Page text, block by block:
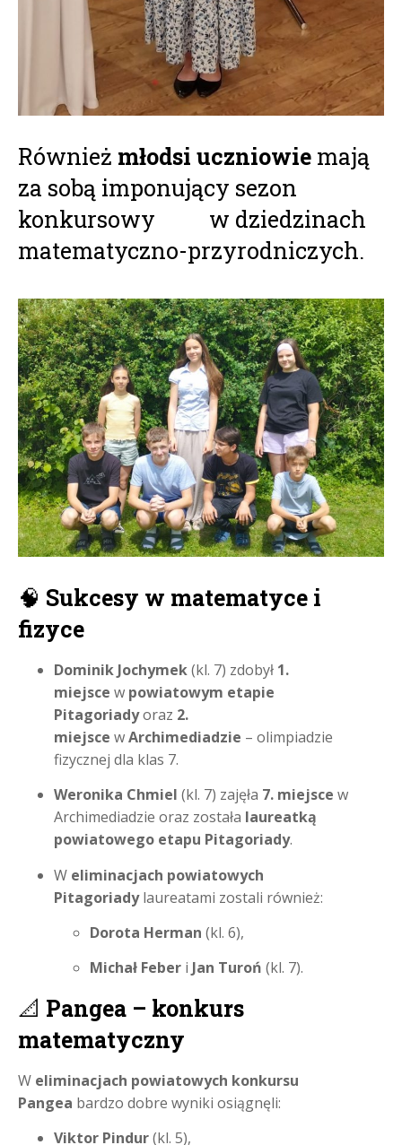
Również młodsi uczniowie mają
za sobą imponujący sezon
konkursowy w dziedzinach
matematyczno-przyrodniczych.
🧠 Sukcesy w matematyce i
fizyce
Dominik Jochymek(kl. 7) zdobył 1.
miejsce w powiatowym etapie
Pitagoriadyoraz 2.
miejsce wArchimediadzie – olimpiadzie
fizycznej dla klas 7.
Weronika Chmiel (kl. 7) zajęła 7. miejsce w
Archimediadzie oraz została laureatką
powiatowego etapu Pitagoriady.
W eliminacjach powiatowych
Pitagoriadylaureatami zostali również:
Dorota Herman (kl. 6),
Michał Feber i Jan Turoń (kl. 7).
📐 Pangea – konkurs
matematyczny
W eliminacjach powiatowych konkursu
Pangea bardzo dobre wyniki osiągnęli:
Viktor Pindur(kl. 5),